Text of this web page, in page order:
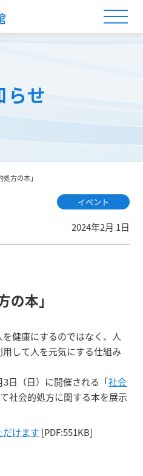
らせ
方の本」
イベント
2024年2月 1日
の本」
を健康にするのではなく、人
して人を元気にする仕組み
日（日）に開催される「社会
社会的処方に関する本を展示
だけます [PDF:551KB]